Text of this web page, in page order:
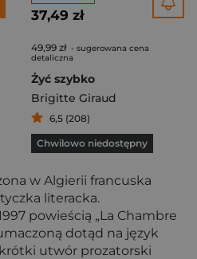
37,49 zł
49,99 zł - sugerowana cena
detaliczna
Żyć szybko
Brigitte Giraud
6,5 (208)
Chwilowo niedostępny
w Algierii francuska
literacka.
powieścią „La Chambre
dotąd na język
utwór prozatorski